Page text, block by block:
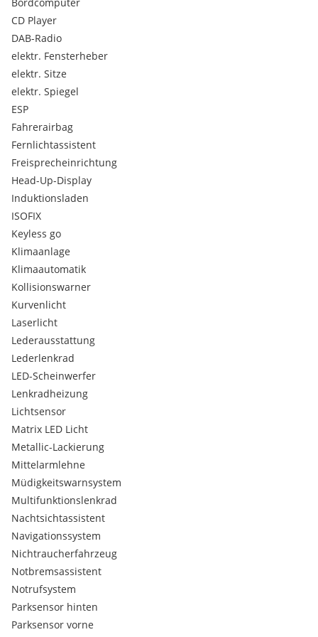
Angeboten wird ein außergewöhnlich
Das Fahrzeug hat einen gültigen
fahrbereit.
Qualität, Substanz und Sicherheit stehen im Vordergrund.
„VIDEO PER WHATSAPP MÖGLICH“
—————
Seriös präsentiert –/ persönliche Beratung
* Diskrete Besichtigung
* Persönliche Betreuung
Kontakt ausschließlich nach
—————
BESONDERHEITEN VOM FAHRZEUG:
* Regelmäßig serviciert
* Keine offenen Reparaturen
* Alles dokumentiert und nachvollziehbar
(aussage vom Verkäufer)
WEITERE INFORMATIONEN ZUM FAHRZEUG:
* Garagen Fahrzeug
* Ankaufstest Öamtc oder Werkstatt möglich (Zusatz kosten
fallen an)
ERWEITERTE PUNKTE:
* Bremsen neu
* Service neu
* Pickel neu
Porsche Garantie bis 04/2028 Aktiv
Neue Reifen 03/2026
Pickerl am 03/2026
CD Player
DAB-Radio
elektr. Fensterheber
elektr. Sitze
elektr. Spiegel
ESP
Fahrerairbag
Fernlichtassistent
Freisprecheinrichtung
Head-Up-Display
Induktionsladen
ISOFIX
Keyless go
Klimaanlage
Klimaautomatik
Kollisionswarner
Kurvenlicht
Laserlicht
Lederausstattung
Lederlenkrad
LED-Scheinwerfer
Lenkradheizung
Lichtsensor
Matrix LED Licht
Metallic-Lackierung
Mittelarmlehne
Müdigkeitswarnsystem
Multifunktionslenkrad
Nachtsichtassistent
Navigationssystem
Nichtraucherfahrzeug
Notbremsassistent
Notrufsystem
Parksensor hinten
Parksensor vorne